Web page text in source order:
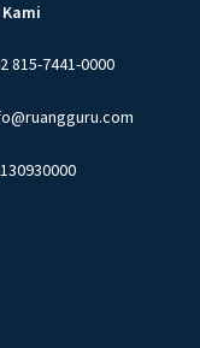
815-7441-0000